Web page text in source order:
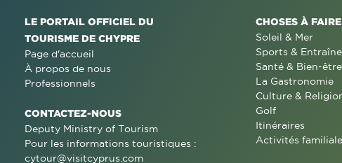
LE PORTAIL OFFICIEL DU
TOURISME DE CHYPRE
Page d'accueil
À propos de nous
Professionnels
CONTACTEZ-NOUS
Deputy Ministry of Tourism
Pour les informations touristiques :
cytour@visitcyprus.com
CHOSES À FAIRE
Soleil & Mer
Sports &
Santé & Bien-être
La Gastronomie
Culture &
Golf
Itinéraires
Activités